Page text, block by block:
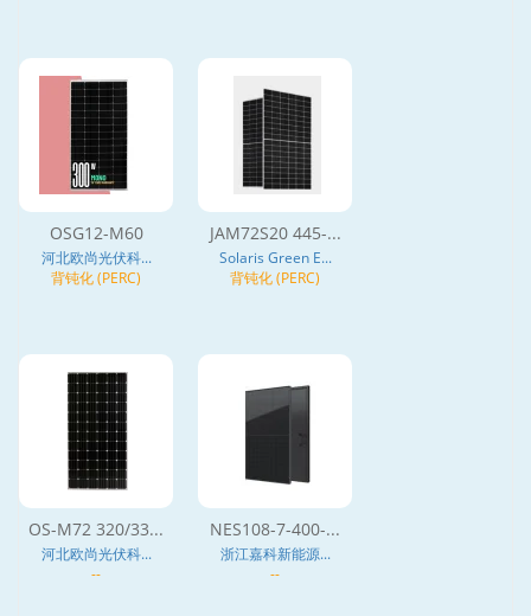
OSG12-M60
河北欧尚光伏科...
背钝化 (PERC)
JAM72S20 445-...
Solaris Green E...
背钝化 (PERC)
OS-M72 320/33...
河北欧尚光伏科...
--
NES108-7-400-...
浙江嘉科新能源...
--